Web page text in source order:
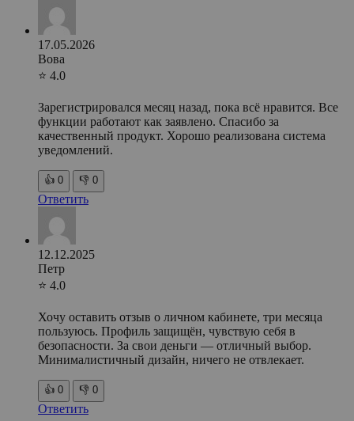
17.05.2026
Вова
⭐ 4.0
Зарегистрировался месяц назад, пока всё нравится. Все
функции работают как заявлено. Спасибо за
качественный продукт. Хорошо реализована система
уведомлений.
👍 0 👎 0
Ответить
12.12.2025
Петр
⭐ 4.0
Хочу оставить отзыв о личном кабинете, три месяца
пользуюсь. Профиль защищён, чувствую себя в
безопасности. За свои деньги — отличный выбор.
Минималистичный дизайн, ничего не отвлекает.
👍 0 👎 0
Ответить